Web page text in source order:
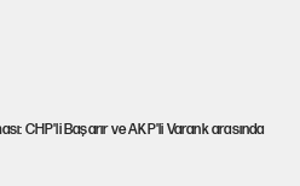
CHP'li Başarır ve AKP'li Varank arasında